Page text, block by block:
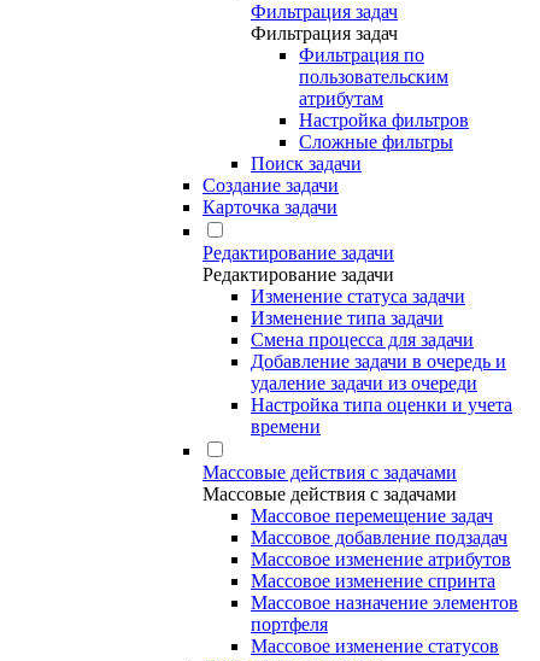
Фильтрация задач
Фильтрация задач
Фильтрация по
пользовательским
атрибутам
Настройка фильтров
Сложные фильтры
Поиск задачи
Создание задачи
Карточка задачи
Редактирование задачи
Редактирование задачи
Изменение статуса задачи
Изменение типа задачи
Смена процесса для задачи
Добавление задачи в очередь и
удаление задачи из очереди
Настройка типа оценки и учета
времени
Массовые действия с задачами
Массовые действия с задачами
Массовое перемещение задач
Массовое добавление подзадач
Массовое изменение атрибутов
Массовое изменение спринта
Массовое назначение элементов
портфеля
Массовое изменение статусов